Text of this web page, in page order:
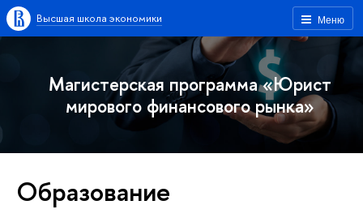
Меню
Высшая школа экономики
Магистерская программа «Юрист
мирового финансового рынка»
Образование